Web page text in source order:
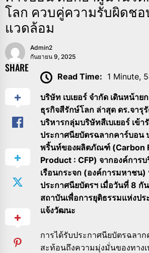
โลก ควบคู่ความรับผิดชอ
แวดล้อม
Admin2
กันยายน 9, 2025
SHARE
Read Time: 1 Minute,
บริษัท เบเยอร์ จำกัด เดินหน้าย
ธุรกิจสีรักษ์โลก ล่าสุด ดร.จารุ
บริหารกลุ่มบริษัทสีเบเยอร์ เข้า
ประกาศนียบัตรฉลากคาร์บอน
พริ้นท์ของผลิตภัณฑ์ (Carbon
Product : CFP) จากองค์การ
เรือนกระจก (องค์การมหาชน
ประกาศนียบัตรฯ เมื่อวันที่ 8
สถาบันเพื่อการยุติธรรมแห่งป
แจ้งวัฒนะ
การได้รับประกาศนียบัตรฉลา
สะท้อนถึงความมุ่งมั่นของทาง